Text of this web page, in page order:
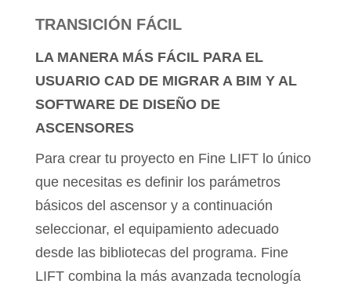
TRANSICIÓN FÁCIL
LA MANERA MÁS FÁCIL PARA EL
USUARIO CAD DE MIGRAR A BIM Y AL
SOFTWARE DE DISEÑO DE
ASCENSORES
Para crear tu proyecto en Fine LIFT lo único
que necesitas es definir los parámetros
básicos del ascensor y a continuación
seleccionar, el equipamiento adecuado
desde las bibliotecas del programa. Fine
LIFT combina la más avanzada tecnología